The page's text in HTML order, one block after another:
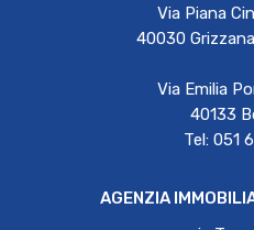
Via Piana
40030
Via Emilia
40133
Tel: 051
AGENZIA